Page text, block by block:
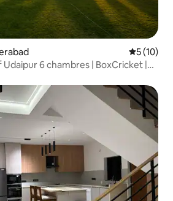
Note
5 (10)
6 chambres | BoxCricket |